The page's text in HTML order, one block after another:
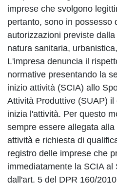
imprese che svolgono
pertanto, sono in possesso
autorizzazioni previste
natura sanitaria,
L'impresa denuncia il
normative presentando la
inizio attività (SCIA) allo
Attività Produttive (SUAP)
inizia l'attività. Per questo
sempre essere allegata
attività e richiesta di
registro delle imprese che
immediatamente la SCIA al
dall'art. 5 del DPR 160/